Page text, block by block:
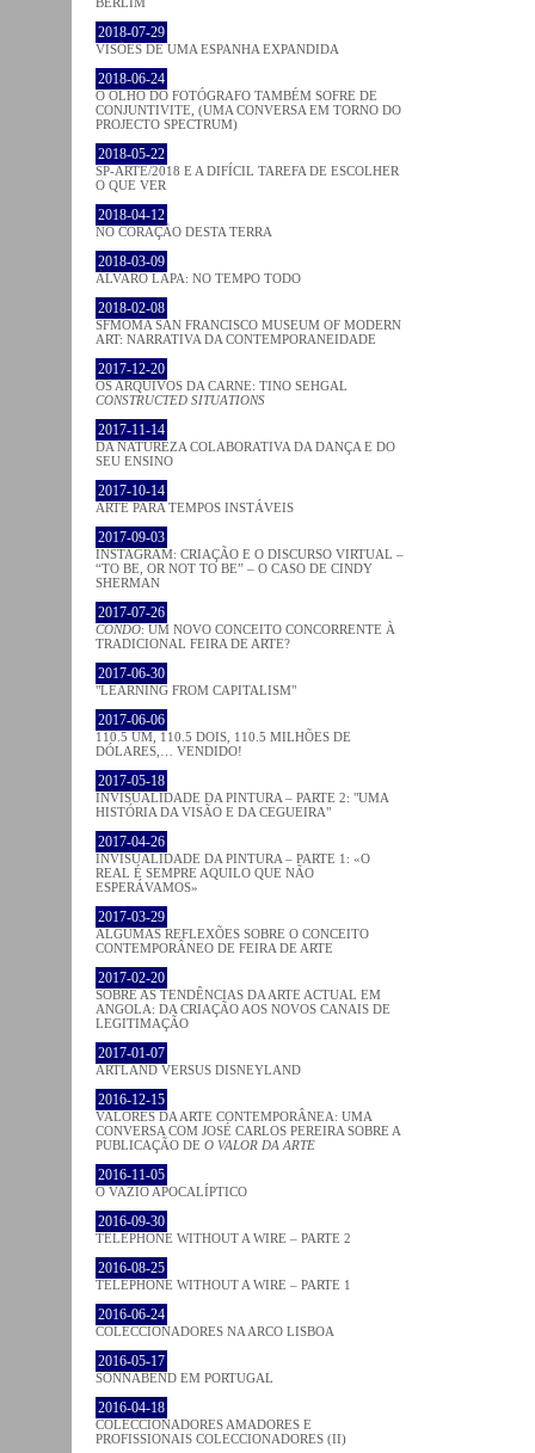
2018-07-29
VISÕES DE UMA ESPANHA EXPANDIDA
2018-06-24
O OLHO DO FOTÓGRAFO TAMBÉM SOFRE DE
CONJUNTIVITE, (UMA CONVERSA EM TORNO DO
PROJECTO SPECTRUM)
2018-05-22
SP-ARTE/2018 E A DIFÍCIL TAREFA DE ESCOLHER
O QUE VER
2018-04-12
NO CORAÇÂO DESTA TERRA
2018-03-09
ÁLVARO LAPA: NO TEMPO TODO
2018-02-08
SFMOMA SAN FRANCISCO MUSEUM OF MODERN
ART: NARRATIVA DA CONTEMPORANEIDADE
2017-12-20
OS ARQUIVOS DA CARNE: TINO SEHGAL
CONSTRUCTED SITUATIONS
2017-11-14
DA NATUREZA COLABORATIVA DA DANÇA E DO
SEU ENSINO
2017-10-14
ARTE PARA TEMPOS INSTÁVEIS
2017-09-03
INSTAGRAM: CRIAÇÃO E O DISCURSO VIRTUAL –
“TO BE, OR NOT TO BE” – O CASO DE CINDY
SHERMAN
2017-07-26
CONDO: UM NOVO CONCEITO CONCORRENTE À
TRADICIONAL FEIRA DE ARTE?
2017-06-30
"LEARNING FROM CAPITALISM"
2017-06-06
110.5 UM, 110.5 DOIS, 110.5 MILHÕES DE
DÓLARES,… VENDIDO!
2017-05-18
INVISUALIDADE DA PINTURA – PARTE 2: "UMA
HISTÓRIA DA VISÃO E DA CEGUEIRA"
2017-04-26
INVISUALIDADE DA PINTURA – PARTE 1: «O
REAL É SEMPRE AQUILO QUE NÃO
ESPERÁVAMOS»
2017-03-29
ALGUMAS REFLEXÕES SOBRE O CONCEITO
CONTEMPORÂNEO DE FEIRA DE ARTE
2017-02-20
SOBRE AS TENDÊNCIAS DA ARTE ACTUAL EM
ANGOLA: DA CRIAÇÃO AOS NOVOS CANAIS DE
LEGITIMAÇÃO
2017-01-07
ARTLAND VERSUS DISNEYLAND
2016-12-15
VALORES DA ARTE CONTEMPORÂNEA: UMA
CONVERSA COM JOSÉ CARLOS PEREIRA SOBRE A
PUBLICAÇÃO DE O VALOR DA ARTE
2016-11-05
O VAZIO APOCALÍPTICO
2016-09-30
TELEPHONE WITHOUT A WIRE – PARTE 2
2016-08-25
TELEPHONE WITHOUT A WIRE – PARTE 1
2016-06-24
COLECCIONADORES NA ARCO LISBOA
2016-05-17
SONNABEND EM PORTUGAL
2016-04-18
COLECCIONADORES AMADORES E
PROFISSIONAIS COLECCIONADORES (II)